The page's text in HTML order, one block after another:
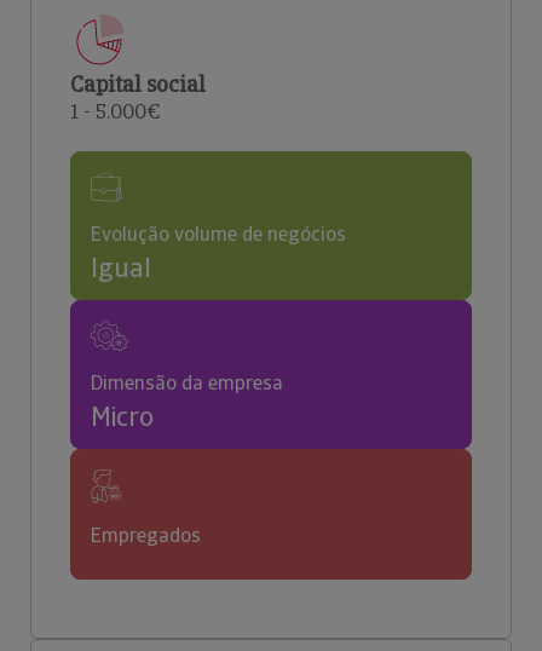
Capital social
1 - 5.000€
Evolução volume de negócios
Igual
Dimensão da empresa
Micro
Empregados